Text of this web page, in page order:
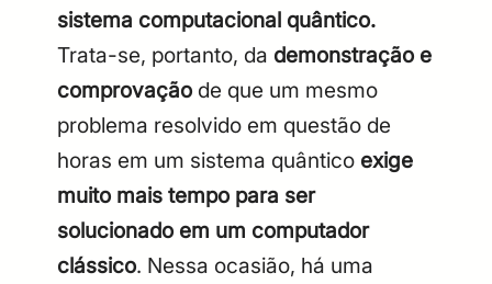
sistema computacional quântico.
Trata-se, portanto, da demonstração e
comprovação de que um mesmo
problema resolvido em questão de
horas em um sistema quântico exige
muito mais tempo para ser
solucionado em um computador
clássico. Nessa ocasião, há uma